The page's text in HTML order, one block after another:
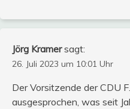
Jörg Kramer sagt:
26. Juli 2023 um 10:01 Uhr
Der Vorsitzende der CDU
ausgesprochen, was seit